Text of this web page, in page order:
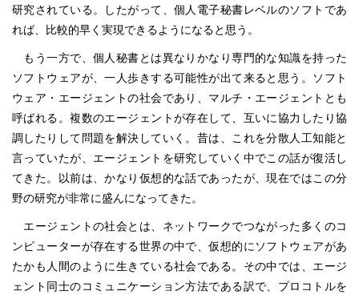
研究されている。したがって、個人電子秘書レベルのソフトであ
れば、比較的早く実現できるようになると思う。
もう一方で、個人秘書とは異なりかなり専門的な知識を持った
ソフトウェアが、一人歩きする可能性が出て来ると思う。ソフト
ウェア・エージェントの社会であり、マルチ・エージェントとも
呼ばれる。複数のエージェントが存在して、互いに協力したり協
調したりして問題を解決していく。昔は、これを分散人工知能と
言っていたが、エージェントを研究していく中でこの話が復活し
てきた。以前は、かなり仮想的な話であったが、現在ではこの分
野の研究が非常に盛んになってきた。
エージェントの社会とは、ネットワークでつながった多くのコ
ンピューターが存在する世界の中で、仮想的にソフトウェアがあ
たかも人間のように生きている社会である。その中では、エージ
ェント同士のコミュニケーション方法である訳で、プロコトルを